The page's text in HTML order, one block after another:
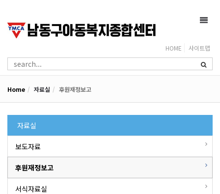
HOME 사이트맵
Home 자료실 후원재정보고
자료실
보도자료
후원재정보고
서식자료실